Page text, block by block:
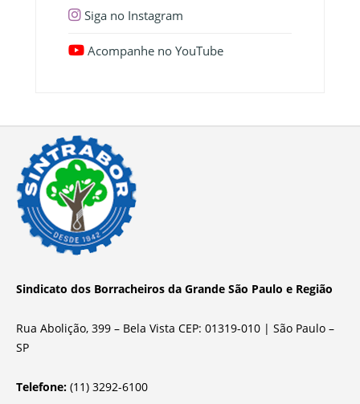
Siga no Instagram
Acompanhe no YouTube
Sindicato dos Borracheiros da Grande São Paulo e Região
Rua Abolição, 399 – Bela Vista CEP: 01319-010 | São Paulo –
SP
Telefone: (11) 3292-6100